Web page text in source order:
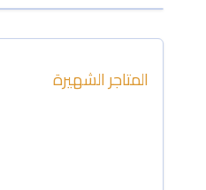
المتاجر الشهيرة